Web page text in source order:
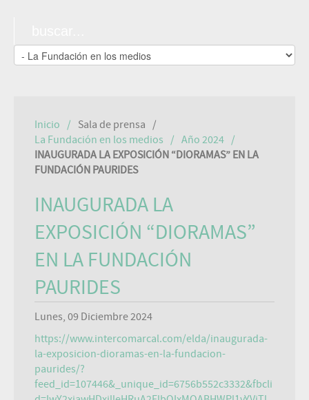
Inicio
Sala de prensa
La Fundación en los medios
Año 2024
INAUGURADA LA EXPOSICIÓN “DIORAMAS” EN LA
FUNDACIÓN PAURIDES
INAUGURADA LA
EXPOSICIÓN “DIORAMAS”
EN LA FUNDACIÓN
PAURIDES
Lunes, 09 Diciembre 2024
https://www.intercomarcal.com/elda/inaugurada-
la-exposicion-dioramas-en-la-fundacion-
paurides/?
feed_id=107446&_unique_id=6756b552c3332&fbcli